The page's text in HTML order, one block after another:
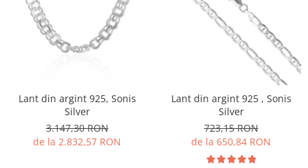
Lant din argint 925, Sonis
Silver
3.147,30 RON
de la 2.832,57 RON
Lant din argint 925 , Sonis
Silver
723,15 RON
de la 650,84 RON